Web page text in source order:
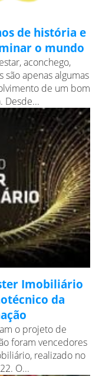
de história e
o mundo
aconchego,
são apenas algumas
de um bom
Desde...
Imobiliário
da
o projeto de
foram vencedores
realizado no
O...